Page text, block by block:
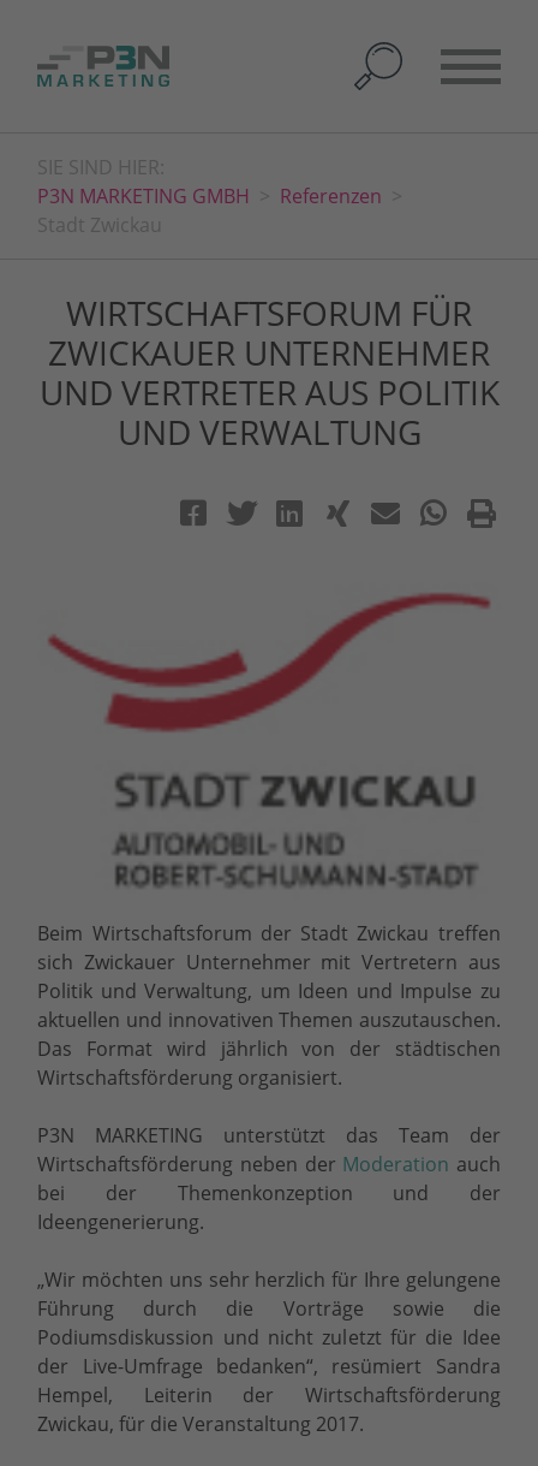
SIE SIND HIER:
P3N MARKETING GMBH
Referenzen
Stadt Zwickau
WIRTSCHAFTS­FORUM FÜR
ZWICKAUER UNTERNEHMER
UND VERTRETER AUS POLITIK
UND VERWALTUNG
Beim Wirtschaftsforum der Stadt Zwickau treffen
sich Zwickauer Unternehmer mit Vertretern aus
Politik und Verwaltung, um Ideen und Impulse zu
aktuellen und innovativen Themen auszutauschen.
Das Format wird jährlich von der städtischen
Wirtschaftsförderung organisiert.
P3N MARKETING unterstützt das Team der
Wirtschaftsförderung neben der Moderation auch
bei der Themenkonzeption und der
Ideengenerierung.
„Wir möchten uns sehr herzlich für Ihre gelungene
Führung durch die Vorträge sowie die
Podiumsdiskussion und nicht zuletzt für die Idee
der Live-Umfrage bedanken“, resümiert Sandra
Hempel, Leiterin der Wirtschaftsförderung
Zwickau, für die Veranstaltung 2017.